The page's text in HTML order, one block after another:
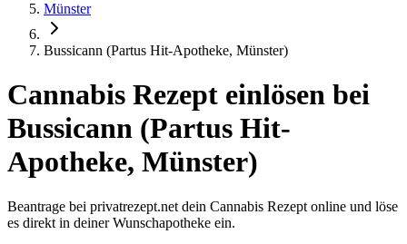
Münster
Bussicann (Partus Hit-Apotheke, Münster)
Cannabis Rezept einlösen bei
Bussicann (Partus Hit-
Apotheke, Münster)
Beantrage bei privatrezept.net dein Cannabis Rezept online und löse
es direkt in deiner Wunschapotheke ein.